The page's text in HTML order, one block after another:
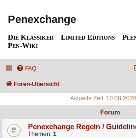
Penexchange
Die Klassiker Limited Editions
Pen-Wiki
FAQ
Foren-Übersicht
Aktuelle Zeit:
Forum
Penexchange Regeln /
Themen: 1